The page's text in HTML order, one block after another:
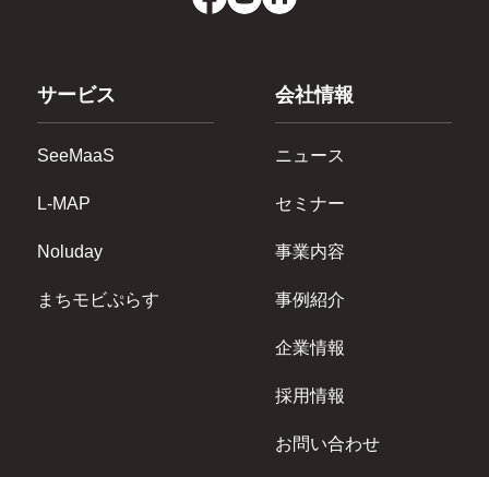
サービス
SeeMaaS
L-MAP
Noluday
まちモビぷらす
会社情報
ニュース
セミナー
事業内容
事例紹介
企業情報
採用情報
お問い合わせ